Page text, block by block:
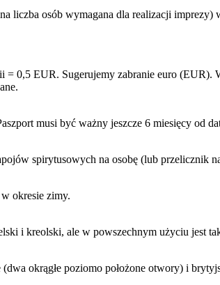
liczba osób wymagana dla realizacji imprezy)
0,5 EUR. Sugerujemy zabranie euro
musi być ważny jeszcze 6 miesięcy
spirytusowych na osobę (lub przelicznik
okresie zimy.
i kreolski, ale w powszechnym użyciu jest
okrągłe poziomo położone otwory) i